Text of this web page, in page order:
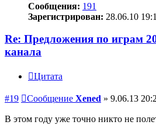
Сообщения: 191
Зарегистрирован: 28.06.10
Re: Предложения по играм
канала
Цитата
#19 Сообщение Xened » 9.06.13
В этом году уже точно никто не